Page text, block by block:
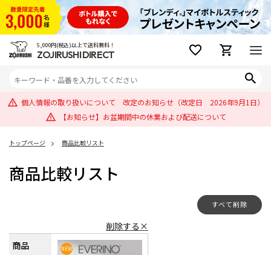
5,000円(税込)以上で送料無料！
ZOJIRUSHI DIRECT
個人情報の取り扱いについて 改定のお知らせ（改定日 2026年9月1日）
【お知らせ】お盆期間中の休業および配送について
トップページ 商品比較リスト
商品比較リスト
すべて削除
商品
削除する×
NEW